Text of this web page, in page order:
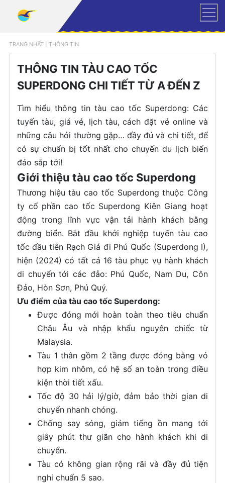
TRANG NHẤT| THÔNG TIN
THÔNG TIN TÀU CAO TỐC
SUPERDONG CHI TIẾT TỪ A ĐẾN Z
Tìm hiểu thông tin tàu cao tốc Superdong: Các
tuyến tàu, giá vé, lịch tàu, cách đặt vé online và
những câu hỏi thường gặp… đầy đủ và chi tiết, để
có sự chuẩn bị tốt nhất cho chuyến du lịch biển
đảo sắp tới!
Giới thiệu tàu cao tốc Superdong
Thương hiệu tàu cao tốc Superdong thuộc Công
ty cổ phần cao tốc Superdong Kiên Giang hoạt
động trong lĩnh vực vận tải hành khách bằng
đường biển. Bắt đầu khởi nghiệp tuyến tàu cao
tốc đầu tiên Rạch Giá đi Phú Quốc (Superdong I),
hiện (2024) có tất cả 16 tàu phục vụ hành khách
di chuyển tới các đảo: Phú Quốc, Nam Du, Côn
Đảo, Hòn Sơn, Phú Quý.
Ưu điểm của tàu cao tốc Superdong:
Được đóng mới hoàn toàn theo tiêu chuẩn
Châu Âu và nhập khẩu nguyên chiếc từ
Malaysia.
Tàu 1 thân gồm 2 tầng được đóng bằng vỏ
hợp kim nhôm, có hệ số an toàn trong điều
kiện thời tiết xấu.
Tốc độ 30 hải lý/giờ, đảm bảo thời gian di
chuyển nhanh chóng.
Chống say sóng, giảm tiếng ồn mang tới
giây phút thư giãn cho hành khách khi di
chuyển.
Tàu có không gian rộng rãi và đầy đủ tiện
nghi chuẩn 5 sao.